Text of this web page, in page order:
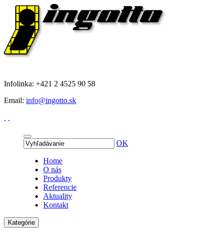
Infolinka: +421 2 4525 90 58
Email: info@ingotto.sk
OK
Home
O nás
Produkty
Referencie
Aktuality
Kontakt
Kategórie